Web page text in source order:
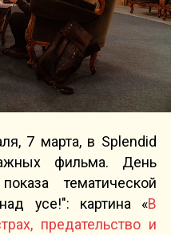
7 марта, в Splendid
фильма. День
тематической
усе!": картина «В
предательство и